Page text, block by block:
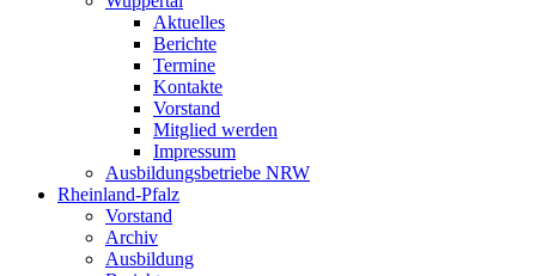
Aktuelles
Berichte
Termine
Kontakte
Vorstand
Mitglied werden
Impressum
Ausbildungsbetriebe NRW
Rheinland-Pfalz
Vorstand
Archiv
Ausbildung